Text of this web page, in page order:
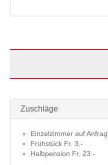
Zuschläge
Einzelzimmer auf
Frühstück Fr. 3.-
Halbpension Fr. 23.-